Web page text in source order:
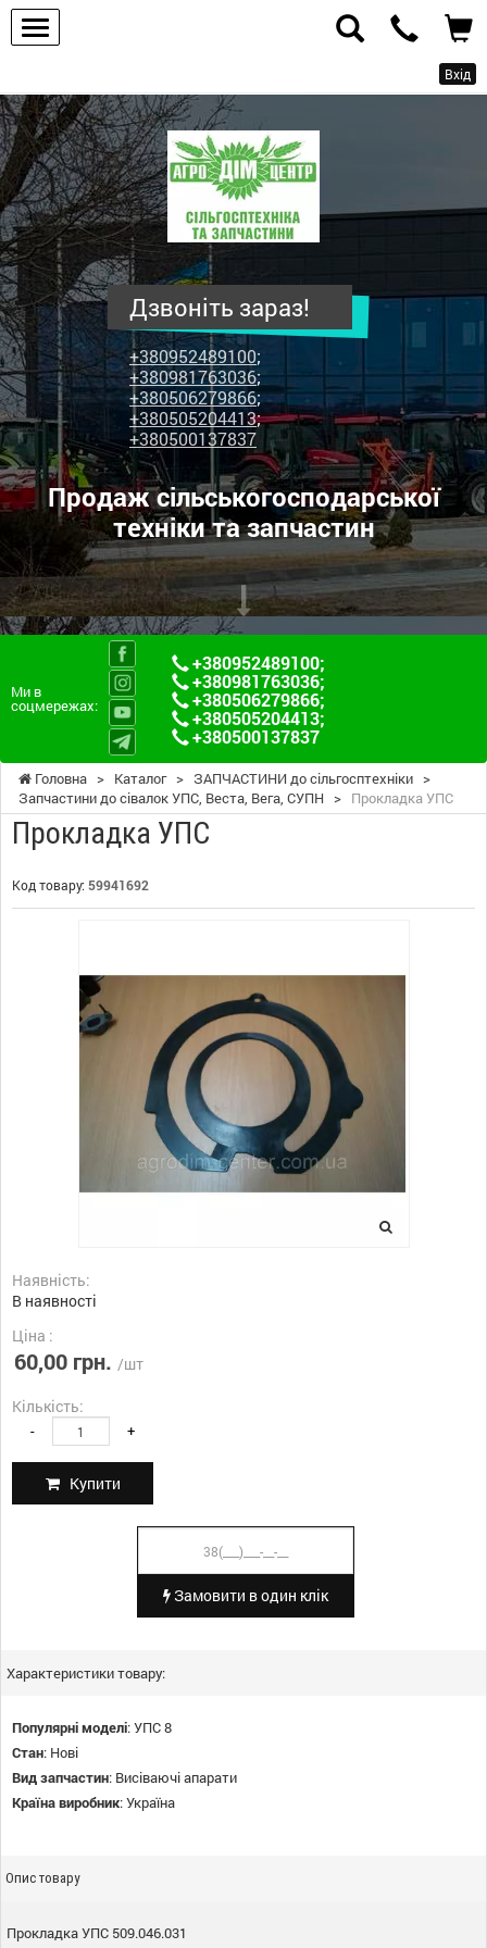
Вхід
ПП
"Агродім-
центр"
-
продаж
сільськогосподарської
техніки
та
запчастин
Дзвоніть зараз!
+380952489100;
+380981763036;
+380506279866;
+380505204413;
+380500137837
Продаж сільськогосподарської
техніки та запчастин
Ми в
соцмережах:
+380952489100;
+380981763036;
+380506279866;
+380505204413;
+380500137837
Головна > Каталог > ЗАПЧАСТИНИ до сільгосптехніки >
Запчастини до сівалок УПС, Веста, Вега, СУПН > Прокладка УПС
Прокладка УПС
Код товару: 59941692
Наявність:
В наявності
Ціна :
60,00 грн. /шт
Кількість:
- +
Купити
Замовити в один клік
Характеристики товару:
Популярні моделі:УПС 8
Стан: Нові
Вид запчастин: Висіваючі апарати
Країна виробник:Україна
Опис товару
Прокладка УПС 509.046.031